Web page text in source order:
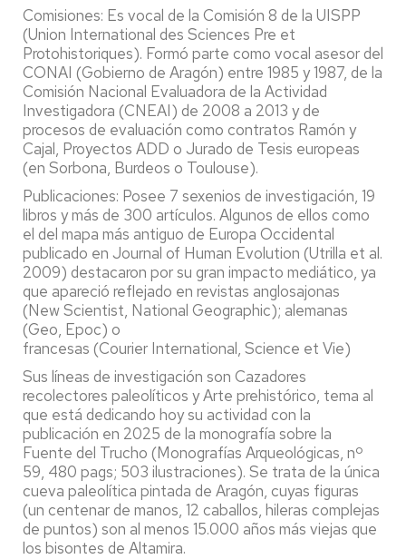
Comisiones: Es vocal de la Comisión 8 de la UISPP
(Union International des Sciences Pre et
Protohistoriques). Formó parte como vocal asesor del
CONAI (Gobierno de Aragón) entre 1985 y 1987, de la
Comisión Nacional Evaluadora de la Actividad
Investigadora (CNEAI) de 2008 a 2013 y de
procesos de evaluación como contratos Ramón y
Cajal, Proyectos ADD o Jurado de Tesis europeas
(en Sorbona, Burdeos o Toulouse).
Publicaciones: Posee 7 sexenios de investigación, 19
libros y más de 300 artículos. Algunos de ellos como
el del mapa más antiguo de Europa Occidental
publicado en Journal of Human Evolution (Utrilla et al.
2009) destacaron por su gran impacto mediático, ya
que apareció reflejado en revistas anglosajonas
(New Scientist, National Geographic); alemanas
(Geo, Epoc) o
francesas (Courier International, Science et Vie)
Sus líneas de investigación son Cazadores
recolectores paleolíticos y Arte prehistórico, tema al
que está dedicando hoy su actividad con la
publicación en 2025 de la monografía sobre la
Fuente del Trucho (Monografías Arqueológicas, nº
59, 480 pags; 503 ilustraciones). Se trata de la única
cueva paleolítica pintada de Aragón, cuyas figuras
(un centenar de manos, 12 caballos, hileras complejas
de puntos) son al menos 15.000 años más viejas que
los bisontes de Altamira.